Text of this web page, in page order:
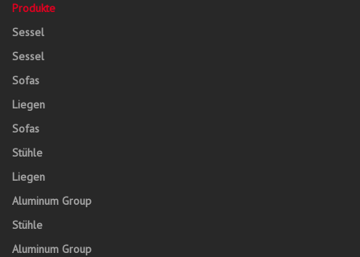
Produkte
Sessel
Sessel
Sofas
Liegen
Sofas
Stühle
Liegen
Aluminum Group
Stühle
Aluminum Group